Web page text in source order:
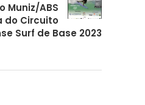
Muniz/ABS
do Circuito
Surf de Base 2023